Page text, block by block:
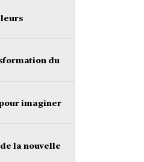
du
imaginer
la nouvelle